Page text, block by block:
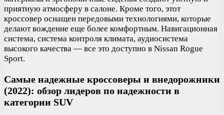
приятную атмосферу в салоне. Кроме того, этот
кроссовер оснащен передовыми технологиями, которые
делают вождение еще более комфортным. Навигационная
система, система контроля климата, аудиосистема
высокого качества — все это доступно в Nissan Rogue
Sport.
Самые надежные кроссоверы и внедорожники
(2022): обзор лидеров по надежности в
категории SUV